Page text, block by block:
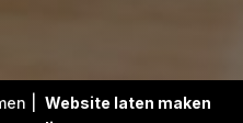
| Website laten maken